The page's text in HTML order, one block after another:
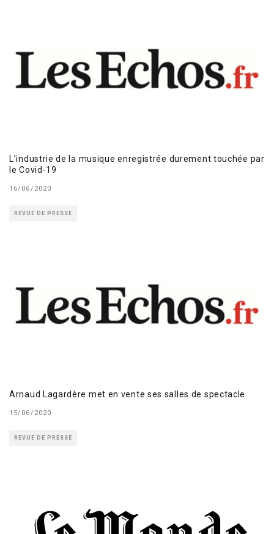
L’industrie de la musique enregistrée durement touchée par
le Covid-19
16/06/2020
REVUE DE PRESSE
Arnaud Lagardère met en vente ses salles de spectacle
15/06/2020
REVUE DE PRESSE